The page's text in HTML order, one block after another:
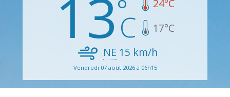
13 24°C
17°C
NE 15 km/h
Vendredi 07 août 2026 à 06h15